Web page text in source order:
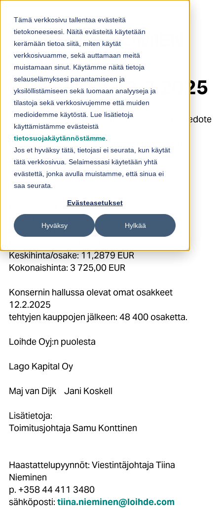
Tämä verkkosivu tallentaa evästeitä
tietokoneeseesi. Näitä evästeitä käytetään
kerämään tietoa siitä, miten käytät
verkkosivuamme, sekä auttamaan meitä
muistamaan sinut. Käytämme näitä tietoja
selauselämyksesi parantamiseen ja
yksilöllistämiseen sekä luomaan analyyseja ja
tilastoja sekä verkkosivujemme että muiden
medioidemme käytöstä. Lue lisätietoja
käyttämistämme evästeistä
tietosuojakäytännöstämme
Jos et hyväksy tätä, tietojasi ei seurata, kun käytät
tätä verkkosivua. Selaimessasi käytetään yhtä
evästettä, jonka avulla muistamme, että sinua ei
saa seurata.
Evästeasetukset
Hyväksy Hylkää
Loihde Oyj: OMIEN
OSAKKEIDEN
HANKINTA 12.2.2025
13.2.2025 08:30:00 EET | Loihde Oyj | Yhtiötiedote
Loihde Oyj: OMIEN OSAKKEIDEN HANKINTA
12.2.2025
Helsingin Pörssi
Päivämäärä: 12.2.2025
Pörssikauppa: OSTO
Osakelaji: LOIHDE
Keskihinta/osake: 11,2879 EUR
Kokonaishinta: 3 725,00 EUR
Konsernin hallussa olevat omat osakkeet
12.2.2025
tehtyjen kauppojen jälkeen: 48 400 osaketta.
Loihde Oyj:n puolesta
Lago Kapital Oy
Maj van Dijk Jani Koskell
Lisätietoja:
Toimitusjohtaja Samu Konttinen
Haastattelupyynnöt: Viestintäjohtaja Tiina
Nieminen
p. +358 44 411 3480
sähköposti: tiina.nieminen@loihde.com